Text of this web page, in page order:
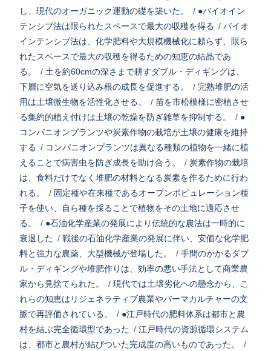
し、現代のオーガニック運動の礎を築いた。
/ ●バイオイン
テンシブ法は限られたスペースで最大の収穫を得る / バイオ
インテンシブ法は、化学肥料や大規模機械化に頼らず、限ら
れたスペースで最大の収穫を得るための知恵の結晶であ
る。
/ 土を約60cmの深さまで耕すダブル・ディギングは、
下層に空気を送り込み根の成長を促進する。
/ 完熟堆肥の活
用は土壌微生物を活性化させる。
/ 苗を市松模様に密植させ
る集約的植え付けは土壌の乾燥を防ぎ雑草を抑制する。
/ ●
コンパニオンプランツや炭素作物の栽培が土壌の健康を維持
する / コンパニオンプランツは異なる種類の植物を一緒に植
えることで病害虫を防ぎ成長を助け合う。
/ 炭素作物の栽培
は、食料だけでなく堆肥の材料となる炭素を作るために行わ
れる。
/ 固定種や在来種であるオープンポピュレーション種
子を使い、自ら種を採ることで植物をその土地に適応させ
る。
/ ●石油化学産業の発展により伝統的な農法は一時的に
衰退した / 戦後の石油化学産業の発展に伴い、安価な化学肥
料と強力な農薬、大型機械が登場した。
/ 手間のかかるダブ
ル・ディギングや堆肥作りは、効率の悪い手法として商業農
家から見捨てられた。
/ 現代では土壌劣化への懸念から、こ
れらの知恵はリジェネラティブ農業やパーマカルチャーの文
脈で再評価されている。
/ ●江戸時代の肥料体系は都市と農
村を結ぶ完全循環型であった / 江戸時代の資源循環システム
は、都市と農村が結びついた完成度の高いものであった。
/